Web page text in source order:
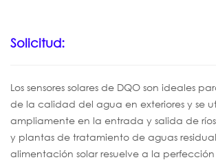
Solicitud:
Los sensores solares de DQO son ideales
de la calidad del agua en exteriores y se
ampliamente en la entrada y salida de
y plantas de tratamiento de aguas
alimentación solar resuelve a la